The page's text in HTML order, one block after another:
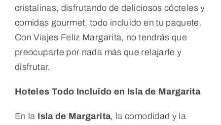
cristalinas, disfrutando de deliciosos cócteles y
comidas gourmet, todo incluido en tu paquete.
Con Viajes Feliz Margarita, no tendrás que
preocuparte por nada más que relajarte y
disfrutar.
Hoteles Todo Incluido en Isla de Margarita
En la Isla de Margarita, la comodidad y la